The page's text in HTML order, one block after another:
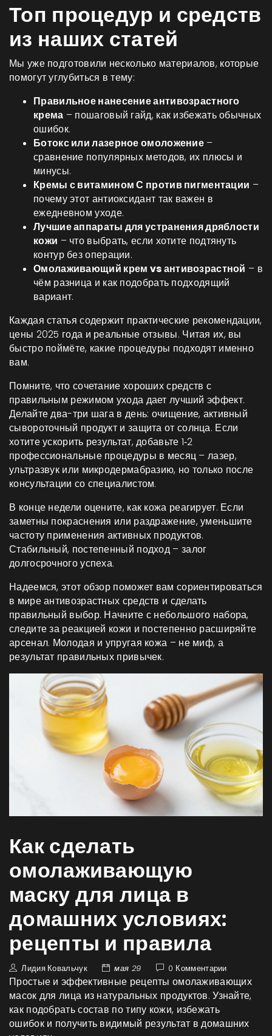
Топ процедур и средств
из наших статей
Мы уже подготовили несколько материалов, которые
помогут углубиться в тему:
Правильное нанесение антивозрастного
крема – пошаговый гайд, как избежать обычных
ошибок.
Ботокс или лазерное омоложение –
сравнение популярных методов, их плюсы и
минусы.
Кремы с витамином С против пигментации –
почему этот антиоксидант так важен в
ежедневном уходе.
Лучшие аппараты для устранения дряблости
кожи – что выбрать, если хотите подтянуть
контур без операции.
Омолаживающий крем vs антивозрастной – в
чём разница и как подобрать подходящий
вариант.
Каждая статья содержит практические рекомендации,
цены 2025 года и реальные отзывы. Читая их, вы
быстро поймёте, какие процедуры подходят именно
вам.
Помните, что сочетание хороших средств с
правильным режимом ухода дает лучший эффект.
Делайте два-три шага в день: очищение, активный
сывороточный продукт и защита от солнца. Если
хотите ускорить результат, добавьте 1‑2
профессиональные процедуры в месяц – лазер,
ультразвук или микродермабразию, но только после
консультации со специалистом.
В конце недели оцените, как кожа реагирует. Если
заметны покраснения или раздражение, уменьшите
частоту применения активных продуктов.
Стабильный, постепенный подход – залог
долгосрочного успеха.
Надеемся, этот обзор поможет вам сориентироваться
в мире антивозрастных средств и сделать
правильный выбор. Начните с небольшого набора,
следите за реакцией кожи и постепенно расширяйте
арсенал. Молодая и упругая кожа – не миф, а
результат правильных привычек.
Как сделать
омолаживающую
маску для лица в
домашних условиях:
рецепты и правила
Лидия Ковальчук мая 29 0 Комментарии
Простые и эффективные рецепты омолаживающих
масок для лица из натуральных продуктов. Узнайте,
как подобрать состав по типу кожи, избежать
ошибок и получить видимый результат в домашних